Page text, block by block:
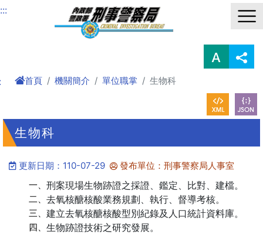
進入內容區塊
:::
首頁 機關簡介 單位職掌 生物科
生物科
更新日期：110-07-29
發布單位：刑事警察局人事室
一、 刑案現場生物跡證之採證、鑑定、比對、建檔。
二、 去氧核醣核酸業務規劃、執行、督導考核。
三、 建立去氧核醣核酸型別紀錄及人口統計資料庫。
四、 生物跡證技術之研究發展。